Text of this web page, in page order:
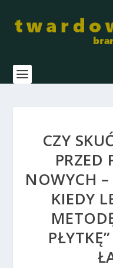
CZY
PRZED
NOWYCH
KIEDY